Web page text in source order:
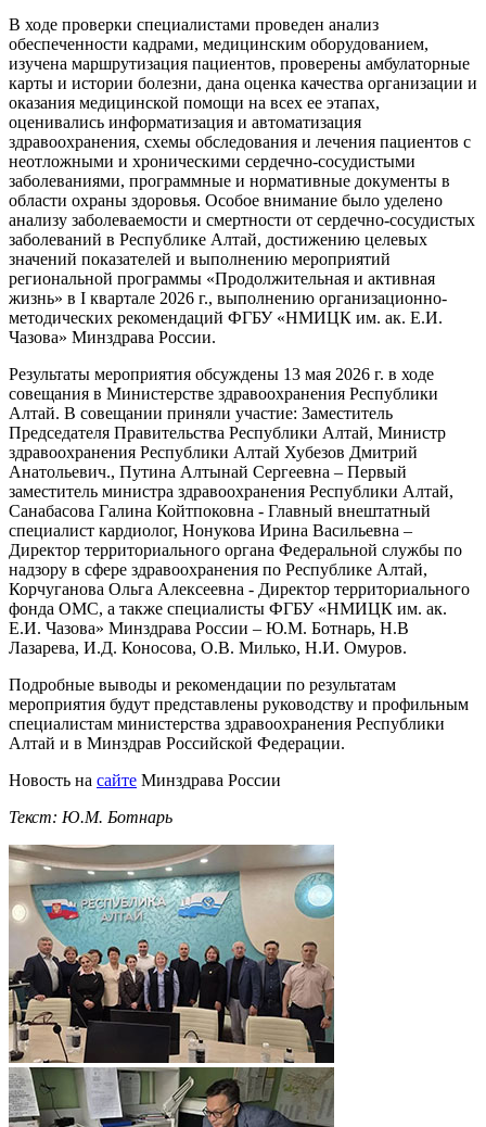
В ходе проверки специалистами проведен анализ
обеспеченности кадрами, медицинским оборудованием,
изучена маршрутизация пациентов, проверены амбулаторные
карты и истории болезни, дана оценка качества организации и
оказания медицинской помощи на всех ее этапах,
оценивались информатизация и автоматизация
здравоохранения, схемы обследования и лечения пациентов с
неотложными и хроническими сердечно-сосудистыми
заболеваниями, программные и нормативные документы в
области охраны здоровья. Особое внимание было уделено
анализу заболеваемости и смертности от сердечно-сосудистых
заболеваний в Республике Алтай, достижению целевых
значений показателей и выполнению мероприятий
региональной программы «Продолжительная и активная
жизнь» в I квартале 2026 г., выполнению организационно-
методических рекомендаций ФГБУ «НМИЦК им. ак. Е.И.
Чазова» Минздрава России.
Результаты мероприятия обсуждены 13 мая 2026 г. в ходе
совещания в Министерстве здравоохранения Республики
Алтай. В совещании приняли участие: Заместитель
Председателя Правительства Республики Алтай, Министр
здравоохранения Республики Алтай Хубезов Дмитрий
Анатольевич., Путина Алтынай Сергеевна – Первый
заместитель министра здравоохранения Республики Алтай,
Санабасова Галина Койтпоковна - Главный внештатный
специалист кардиолог, Нонукова Ирина Васильевна –
Директор территориального органа Федеральной службы по
надзору в сфере здравоохранения по Республике Алтай,
Корчуганова Ольга Алексеевна - Директор территориального
фонда ОМС, а также специалисты ФГБУ «НМИЦК им. ак.
Е.И. Чазова» Минздрава России – Ю.М. Ботнарь, Н.В
Лазарева, И.Д. Коносова, О.В. Милько, Н.И. Омуров.
Подробные выводы и рекомендации по результатам
мероприятия будут представлены руководству и профильным
специалистам министерства здравоохранения Республики
Алтай и в Минздрав Российской Федерации.
Новость на сайте Минздрава России
Текст: Ю.М. Ботнарь